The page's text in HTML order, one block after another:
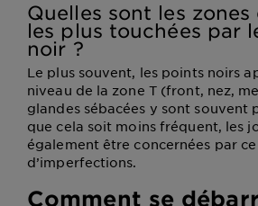
Quelles sont les zones
les plus touchées par
noir ?
Le plus souvent, les points noirs
niveau de la zone T (front, nez,
glandes sébacées y sont souvent
que cela soit moins fréquent, les
également être concernées par
d’imperfections.
Comment se